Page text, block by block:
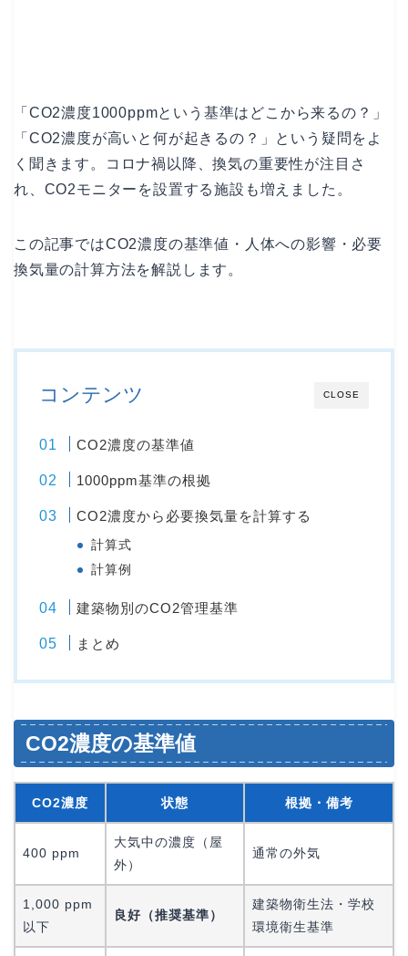
「CO2濃度1000ppmという基準はどこから来るの？」
「CO2濃度が高いと何が起きるの？」という疑問をよ
く聞きます。コロナ禍以降、換気の重要性が注目さ
れ、CO2モニターを設置する施設も増えました。
この記事ではCO2濃度の基準値・人体への影響・必要
換気量の計算方法を解説します。
CLOSE
コンテンツ
CO2濃度の基準値
1000ppm基準の根拠
CO2濃度から必要換気量を計算する
計算式
計算例
建築物別のCO2管理基準
まとめ
CO2濃度の基準値
CO2濃度 状態 根拠・備考
400 ppm
大気中の濃度（屋
外）
通常の外気
1,000 ppm
以下
良好（推奨基準）
建築物衛生法・学校
環境衛生基準